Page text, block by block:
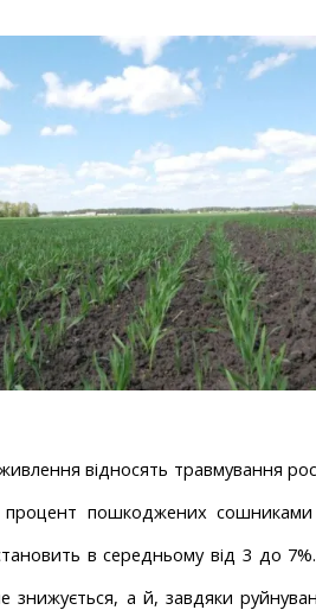
відносять травмування
пошкоджених
в середньому від 3 до
а й, завдяки
та регіону доставки. Для